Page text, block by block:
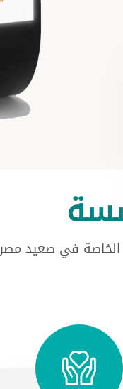
الخاصة في صعيد مصر